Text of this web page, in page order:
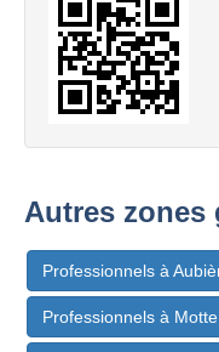
Autres zones
Professionnels à
Professionnels à Motte